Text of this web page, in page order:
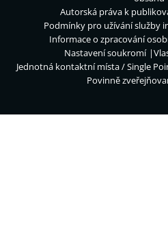
Autorská práva k
Podmínky pro užívání služby
Informace o zpracování
Nastavení soukromí
Jednotná kontaktní místa / Single
Povinně